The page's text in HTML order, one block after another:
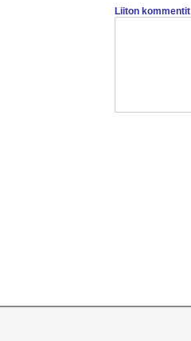
Liiton kommentit